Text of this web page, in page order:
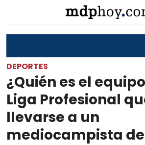
DEPORTES
¿Quién es el
Liga Profesional
llevarse a un
mediocampista de